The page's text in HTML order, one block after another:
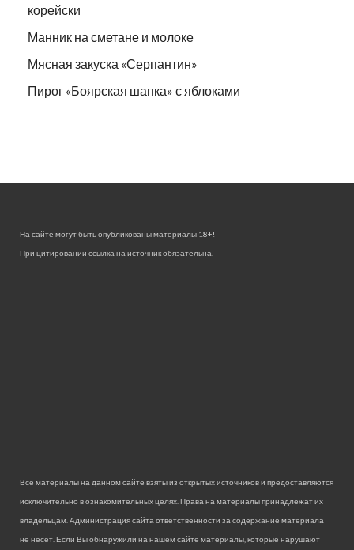
корейски
Манник на сметане и молоке
Мясная закуска «Серпантин»
Пирог «Боярская шапка» с яблоками
На сайте могут быть опубликованы материалы 18+!
При цитировании ссылка на источник обязательна.
Все материалы на данном сайте взяты из открытых источников и предоставляются
исключительно в ознакомительных целях. Права на материалы принадлежат их
владельцам. Администрация сайта ответственности за содержание материала
не несет. Если Вы обнаружили на нашем сайте материалы, которые нарушают